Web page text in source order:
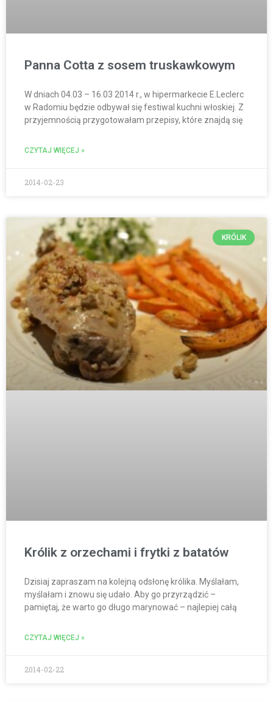
Panna Cotta z sosem truskawkowym
W dniach 04.03 – 16.03 2014 r., w hipermarkecie E.Leclerc
w Radomiu będzie odbywał się festiwal kuchni włoskiej. Z
przyjemnością przygotowałam przepisy, które znajdą się
CZYTAJ WIĘCEJ »
2014-02-23
KRÓLIK
Królik z orzechami i frytki z batatów
Dzisiaj zapraszam na kolejną odsłonę królika. Myślałam,
myślałam i znowu się udało. Aby go przyrządzić –
pamiętaj, że warto go długo marynować – najlepiej całą
CZYTAJ WIĘCEJ »
2014-02-22